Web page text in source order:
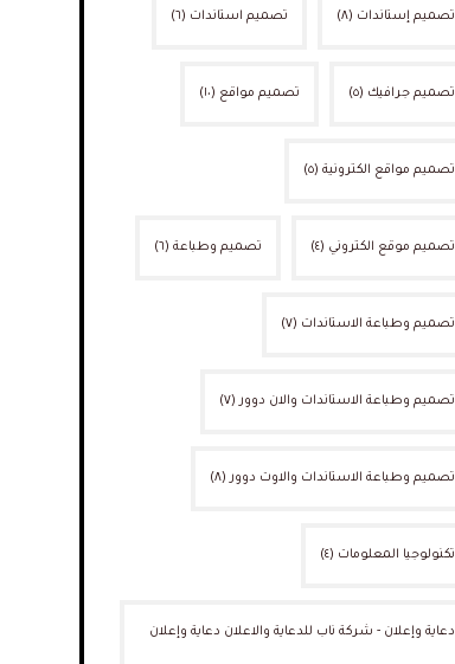
تصميم إستاندات (٨) تصميم استاندات (٦)
تصميم جرافيك (٥) تصميم مواقع (١٠)
تصميم مواقع الكترونية(٥)
تصميم موقع الكتروني (٤) تصميم وطباعة(٦)
تصميم وطباعة الاستاندات (٧)
تصميم وطباعة الاستاندات والان دوور (٧)
تصميم وطباعة الاستاندات والاوت دوور (٨)
تكنولوجيا المعلومات (٤)
دعاية وإعلان - شركة ناب للدعاية والاعلان دعاية وإعلان